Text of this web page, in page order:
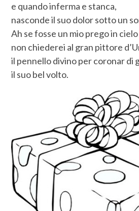
e quando inferma e stanca,
nasconde il suo dolor sotto un
Ah se fosse un mio prego in
non chiederei al gran pittore
il pennello divino per coronar di
il suo bel volto.